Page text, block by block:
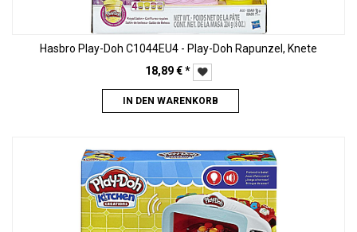
Hasbro Play-Doh C1044EU4 - Play-Doh Rapunzel, Knete
18,89€*
IN DEN WARENKORB